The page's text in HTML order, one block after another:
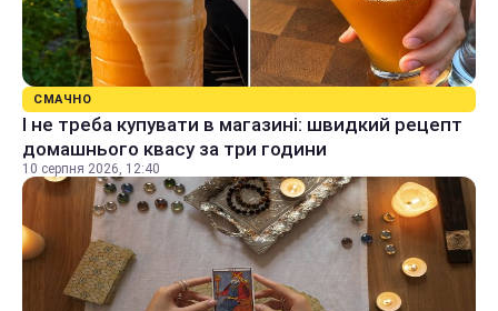
СМАЧНО
І не треба купувати в магазині: швидкий рецепт
домашнього квасу за три години
10 серпня 2026, 12:40